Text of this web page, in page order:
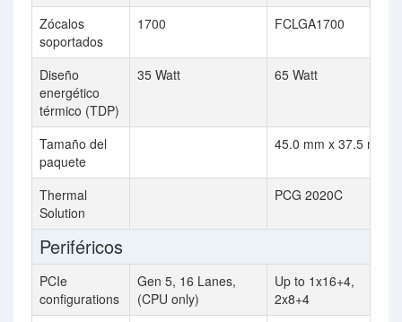
Zócalos
soportados
1700 FCLGA1700
Diseño
energético
térmico (TDP)
35 Watt 65 Watt
Tamaño del
paquete
45.0 mm x 37.5 mm
Thermal
Solution
PCG 2020C
Periféricos
PCIe
configurations
Gen 5, 16 Lanes,
(CPU only)
Up to 1x16+4,
2x8+4